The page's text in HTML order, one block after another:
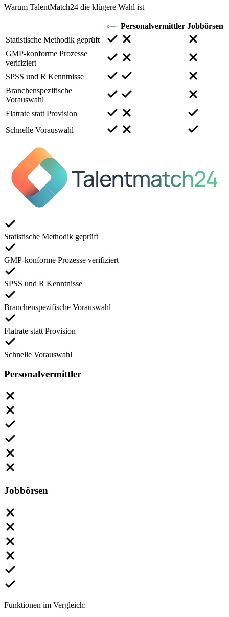
Warum TalentMatch24 die klügere Wahl ist
Personalvermittler Jobbörsen
Statistische Methodik geprüft
GMP-konforme Prozesse
verifiziert
SPSS und R Kenntnisse
Branchenspezifische
Vorauswahl
Flatrate statt Provision
Schnelle Vorauswahl
Statistische Methodik geprüft
GMP-konforme Prozesse verifiziert
SPSS und R Kenntnisse
Branchenspezifische Vorauswahl
Flatrate statt Provision
Schnelle Vorauswahl
Personalvermittler
Jobbörsen
Funktionen im Vergleich: